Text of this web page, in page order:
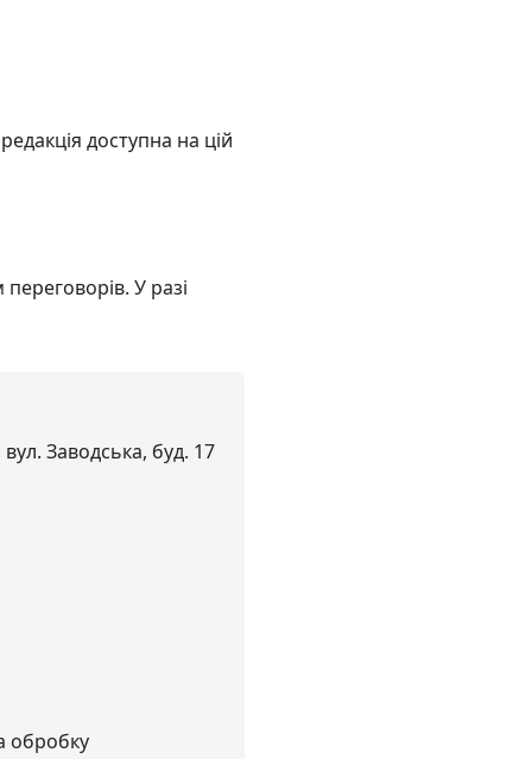
доступна на цій
У разі
Заводська, буд. 17
обробку